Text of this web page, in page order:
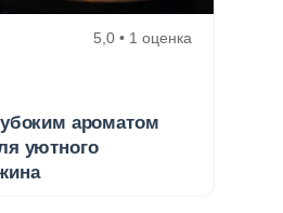
5,0 • 1 оценка
ароматом
уютного